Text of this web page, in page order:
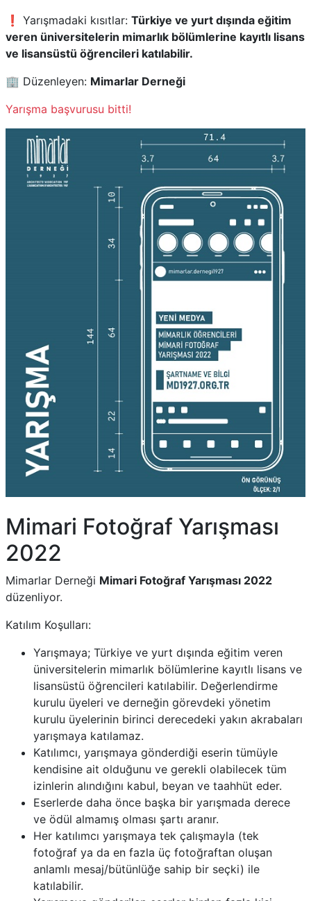
❗ Yarışmadaki kısıtlar: Türkiye ve yurt dışında eğitim
veren üniversitelerin mimarlık bölümlerine kayıtlı lisans
ve lisansüstü öğrencileri katılabilir.
🏢 Düzenleyen: Mimarlar Derneği
Yarışma başvurusu bitti!
Mimari Fotoğraf Yarışması
2022
Mimarlar Derneği Mimari Fotoğraf Yarışması 2022
düzenliyor.
Katılım Koşulları:
Yarışmaya; Türkiye ve yurt dışında eğitim veren
üniversitelerin mimarlık bölümlerine kayıtlı lisans ve
lisansüstü öğrencileri katılabilir. Değerlendirme
kurulu üyeleri ve derneğin görevdeki yönetim
kurulu üyelerinin birinci derecedeki yakın akrabaları
yarışmaya katılamaz.
Katılımcı, yarışmaya gönderdiği eserin tümüyle
kendisine ait olduğunu ve gerekli olabilecek tüm
izinlerin alındığını kabul, beyan ve taahhüt eder.
Eserlerde daha önce başka bir yarışmada derece
ve ödül almamış olması şartı aranır.
Her katılımcı yarışmaya tek çalışmayla (tek
fotoğraf ya da en fazla üç fotoğraftan oluşan
anlamlı mesaj/bütünlüğe sahip bir seçki) ile
katılabilir.